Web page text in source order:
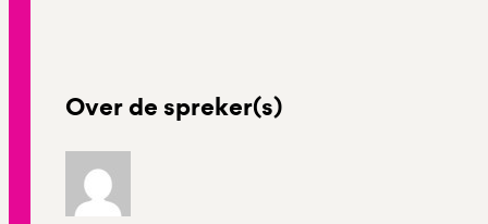
Over de spreker(s)